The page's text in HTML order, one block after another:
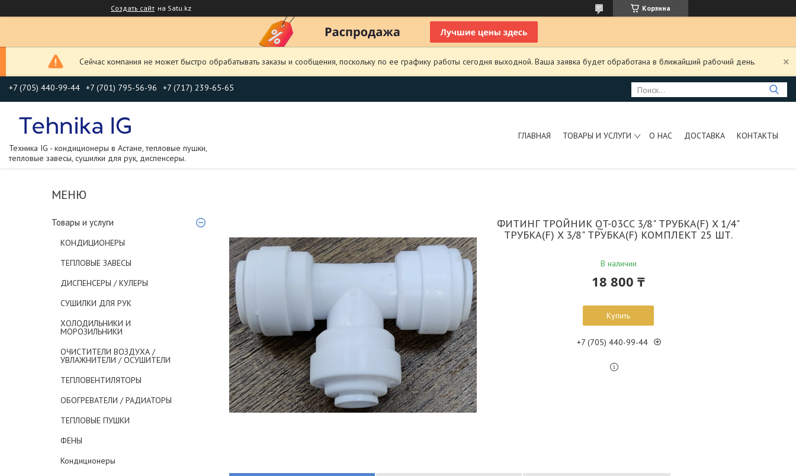
Создать сайт на Satu.kz Корзина
Сейчас компания не может быстро обрабатывать заказы и сообщения, поскольку по ее графику работы сегодня выходной. Ваша заявка будет обработана в ближайший рабочий день.
+7 (705) 440-99-44 +7 (701) 795-56-96 +7 (717) 239-65-65
Техника IG - кондиционеры в Астане, тепловые пушки,
тепловые завесы, сушилки для рук, диспенсеры.
ГЛАВНАЯ ТОВАРЫ И УСЛУГИ О НАС ДОСТАВКА КОНТАКТЫ
Товары и услуги
КОНДИЦИОНЕРЫ
ТЕПЛОВЫЕ ЗАВЕСЫ
ДИСПЕНСЕРЫ / КУЛЕРЫ
СУШИЛКИ ДЛЯ РУК
ХОЛОДИЛЬНИКИ И
МОРОЗИЛЬНИКИ
ОЧИСТИТЕЛИ ВОЗДУХА /
УВЛАЖНИТЕЛИ / ОСУШИТЕЛИ
ТЕПЛОВЕНТИЛЯТОРЫ
ОБОГРЕВАТЕЛИ / РАДИАТОРЫ
ТЕПЛОВЫЕ ПУШКИ
ФЕНЫ
Кондиционеры
ФИТИНГ ТРОЙНИК QT-03CC 3/8" ТРУБКА(F) X 1/4"
ТРУБКА(F) X 3/8" ТРУБКА(F) КОМПЛЕКТ 25 ШТ.
В наличии
18 800 ₸
Купить
+7 (705) 440-99-44